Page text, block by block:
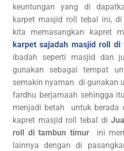
keuntungan yang di
karpet masjid roll tebal ini,
kita memasangkan kapret
karpet sajadah masjid roll di
ibadah seperti masjid dan
gunakan sebagai tempat
semakin nyaman di gunakan
fardhu berjamaah sehingga
menjadi betah untuk berada
kapret masjid roll tebal di
roll di tambun timurini
lainnya dengan di